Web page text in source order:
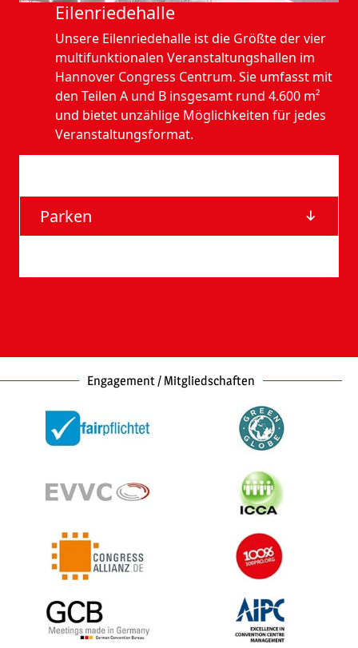
Eilen­riede­halle
Unsere Eilenriedehalle ist die Größte der vier
multifunktionalen Veranstaltungshallen im
Hannover Congress Centrum. Sie umfasst mit
den Teilen A und B insgesamt rund 4.600 m²
und bietet unzählige Möglichkeiten für jedes
Veranstaltungsformat.
Parken
Engagement / Mitgliedschaften